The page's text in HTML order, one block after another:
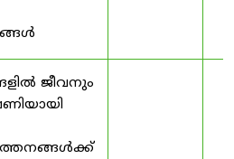
ജീവനും